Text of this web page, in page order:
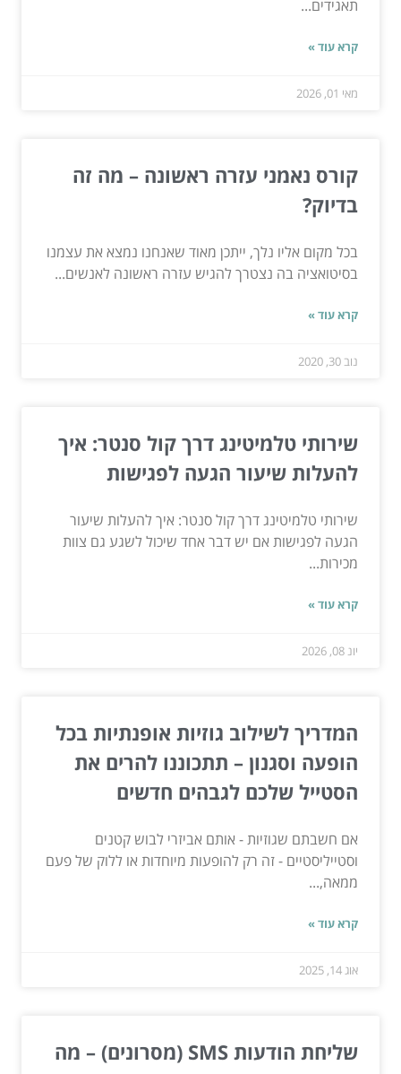
תאגידים...
קרא עוד »
מאי 01, 2026
קורס נאמני עזרה ראשונה – מה זה
בדיוק?
בכל מקום אליו נלך, ייתכן מאוד שאנחנו נמצא את עצמנו
בסיטואציה בה נצטרך להגיש עזרה ראשונה לאנשים...
קרא עוד »
נוב 30, 2020
שירותי טלמיטינג דרך קול סנטר: איך
להעלות שיעור הגעה לפגישות
שירותי טלמיטינג דרך קול סנטר: איך להעלות שיעור
הגעה לפגישות אם יש דבר אחד שיכול לשגע גם צוות
מכירות...
קרא עוד »
יונ 08, 2026
המדריך לשילוב גוזיות אופנתיות בכל
הופעה וסגנון – תתכוננו להרים את
הסטייל שלכם לגבהים חדשים
אם חשבתם שגוזיות - אותם אביזרי לבוש קטנים
וסטייליסטיים - זה רק להופעות מיוחדות או ללוק של פעם
ממאה,...
קרא עוד »
אוג 14, 2025
שליחת הודעות SMS (מסרונים) – מה